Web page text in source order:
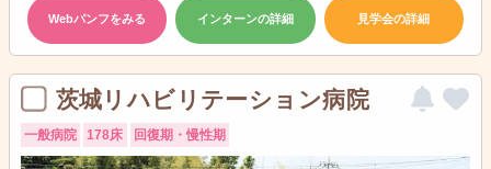
Webパンフをみる インターンの詳細 見学会の詳細
茨城リハビリテーション病院
一般病院 178床 回復期・慢性期